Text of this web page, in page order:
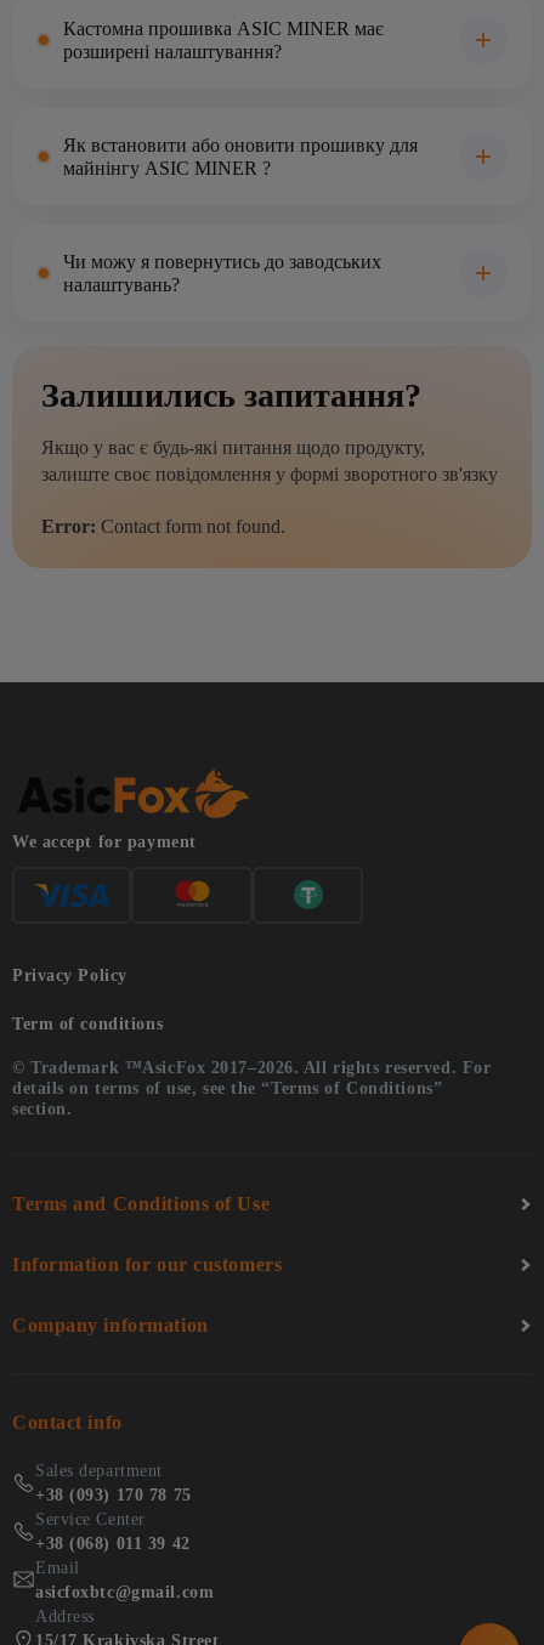
Кастомна прошивка ASIC MINER має
розширені налаштування?
Як встановити або оновити прошивку для
майнінгу ASIC MINER ?
Чи можу я повернутись до заводських
налаштувань?
Залишились запитання?
Якщо у вас є будь-які питання щодо продукту,
залиште своє повідомлення у формі зворотного зв'язку
Error: Contact form not found.
We accept for payment
Privacy Policy
Term of conditions
© Trademark ™AsicFox 2017–2026. All rights reserved. For
details on terms of use, see the “Terms of Conditions”
section.
Terms and Conditions of Use
Information for our customers
Company information
Contact info
Sales department
+38 (093) 170 78 75
Service Center
+38 (068) 011 39 42
Email
asicfoxbtc@gmail.com
Address
15/17 Krakivska Street